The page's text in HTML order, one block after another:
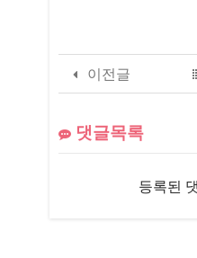
이전글
댓글목록
등록된